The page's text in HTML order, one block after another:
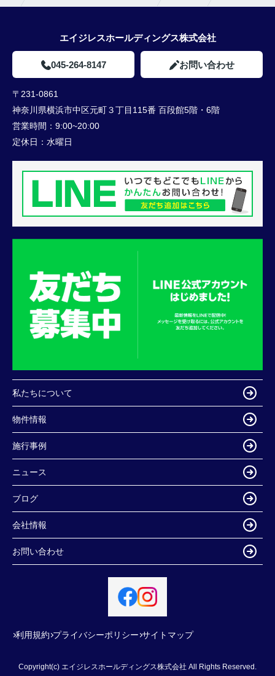
エイジレスホールディングス株式会社
045-264-8147 お問い合わせ
〒231-0861
神奈川県横浜市中区元町３丁目115番 百段館5階・6階
営業時間： 9:00~20:00
定休日： 水曜日
私たちについて
物件情報
施行事例
ニュース
ブログ
会社情報
お問い合わせ
利用規約 プライバシーポリシー サイトマップ
Copyright(c) エイジレスホールディングス株式会社 All Rights Reserved.